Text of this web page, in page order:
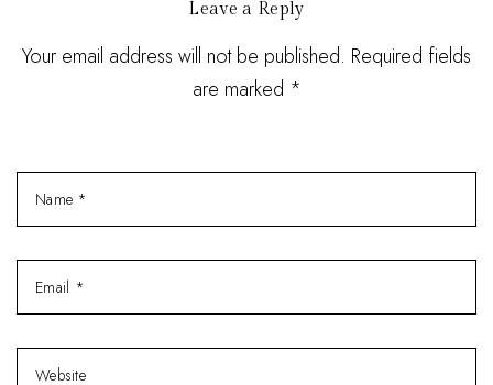
Leave a Reply
Your email address will not be published. Required fields
are marked *